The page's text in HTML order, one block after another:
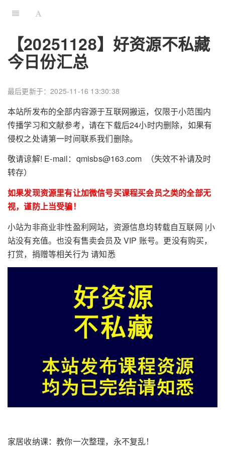
【20251128】好资源不私藏
今日份汇总
最后更新于：2025-11-16 13:30:38
本站所发布的全部内容源于互联网搬运，仅限于小范围内
传播学习和文献参考，请在下载后24小时内删除，如果有
侵权之处请第一时间联系我们删除。
敬请谅解! E-mail：qmisbs@163.com （失效不补请及时
转存）
如果发现资源里有让加微信号买课程买会员之类的全部无
视，谨防上当受骗！
小站为非商业非性盈利网站，资源信息均转载自互联网 |小
站没有充值。也没有售卖会员及 VIP 账号。更没有购买，
打赏，捐赠等相关行为 请知悉
家居收纳课：教你一次整理，永不复乱！